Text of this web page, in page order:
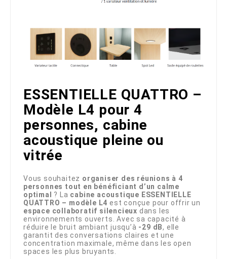
ESSENTIELLE QUATTRO –
Modèle L4 pour 4
personnes, cabine
acoustique pleine ou
vitrée
Vous souhaitez organiser des réunions à 4
personnes tout en bénéficiant d’un calme
optimal
? La cabine acoustique ESSENTIELLE
QUATTRO – modèle L4 est conçue pour offrir un
espace collaboratif silencieux dans les
environnements ouverts. Avec sa capacité à
réduire le bruit ambiant jusqu’à -29 dB, elle
garantit des conversations claires et une
concentration maximale, même dans les open
spaces les plus bruyants.